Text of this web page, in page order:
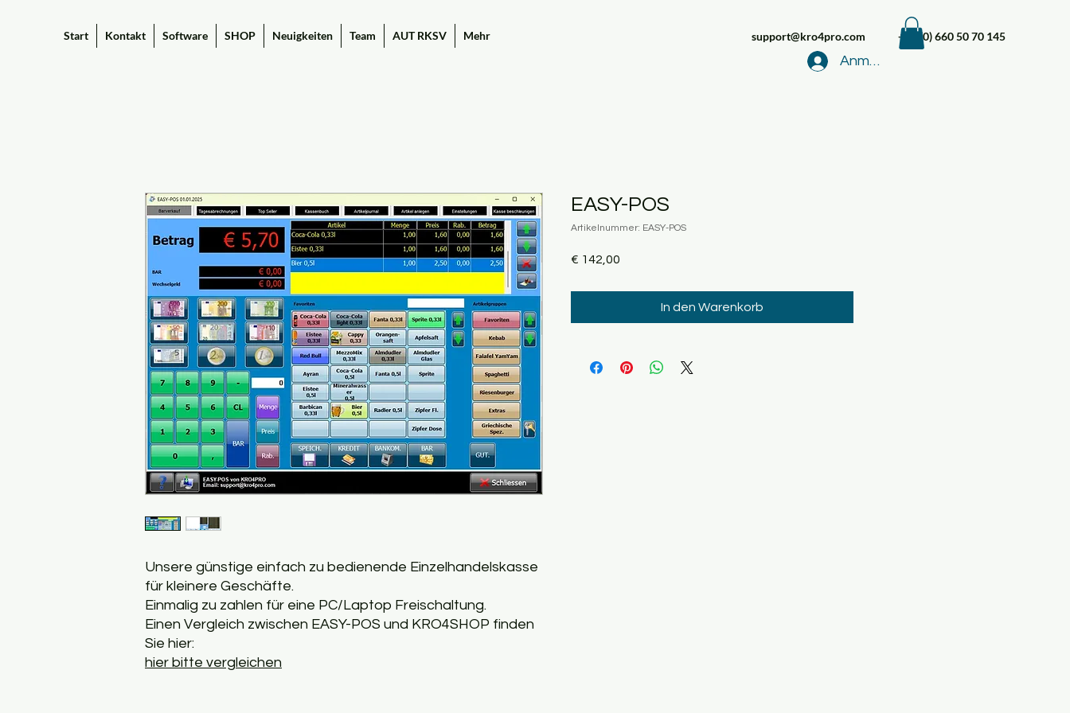
Start Kontakt Software SHOP Neuigkeiten Team AUT RKSV Mehr support@kro4pro.com +43 (0) 660 50 70 145
Anmelden
Unsere günstige einfach zu bedienende Einzelhandelskasse
für kleinere Geschäfte.
Einmalig zu zahlen für eine PC/Laptop Freischaltung.
Einen Vergleich zwischen EASY-POS und KRO4SHOP finden
Sie hier:
hier bitte vergleichen
EASY-POS
Artikelnummer: EASY-POS
€ 142,00
In den Warenkorb